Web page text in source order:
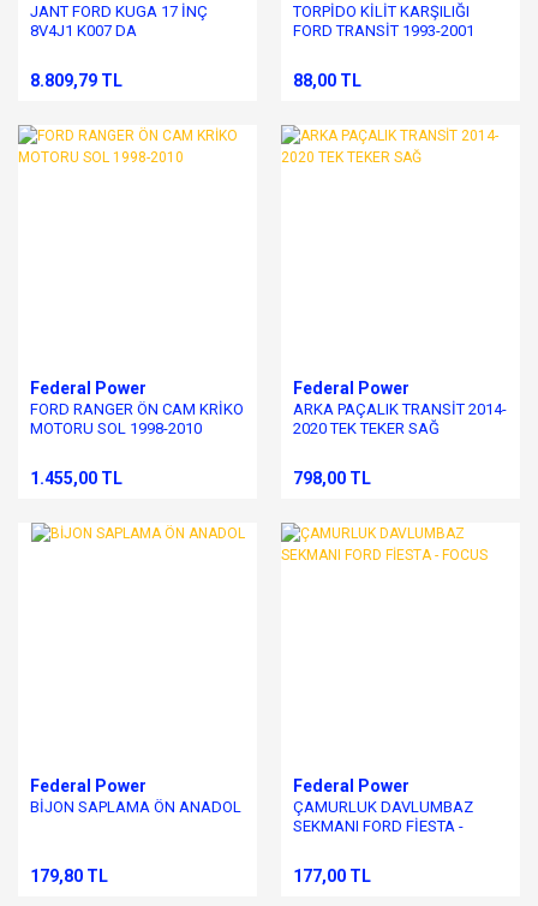
JANT FORD KUGA 17 İNÇ
8V4J1 K007 DA
8.809,79 TL
TORPİDO KİLİT KARŞILIĞI
FORD TRANSİT 1993-2001
88,00 TL
Federal Power
FORD RANGER ÖN CAM KRİKO
MOTORU SOL 1998-2010
1.455,00 TL
Federal Power
ARKA PAÇALIK TRANSİT 2014-
2020 TEK TEKER SAĞ
798,00 TL
Federal Power
BİJON SAPLAMA ÖN ANADOL
179,80 TL
Federal Power
ÇAMURLUK DAVLUMBAZ
SEKMANI FORD FİESTA -
177,00 TL